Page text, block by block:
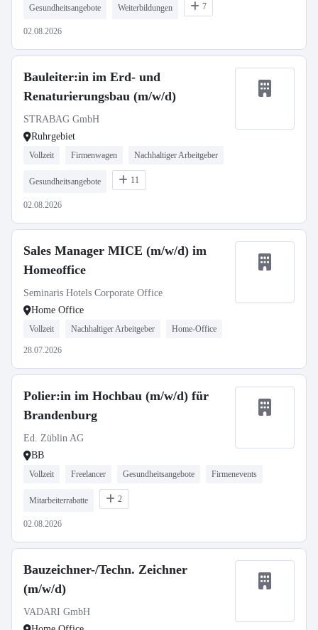
Gesundheitsangebote Weiterbildungen 7
02.08.2026
Bauleiter:in im Erd- und
Renaturierungsbau (m/w/d)
STRABAG GmbH
Ruhrgebiet
Vollzeit Firmenwagen Nachhaltiger Arbeitgeber
Gesundheitsangebote 11
02.08.2026
Sales Manager MICE (m/w/d) im
Homeoffice
Seminaris Hotels Corporate Office
Home Office
Vollzeit Nachhaltiger Arbeitgeber Home-Office
28.07.2026
Polier:in im Hochbau (m/w/d) für
Brandenburg
Ed. Züblin AG
BB
Vollzeit Freelancer Gesundheitsangebote Firmenevents
Mitarbeiterrabatte 2
02.08.2026
Bauzeichner-/Techn. Zeichner
(m/w/d)
VADARI GmbH